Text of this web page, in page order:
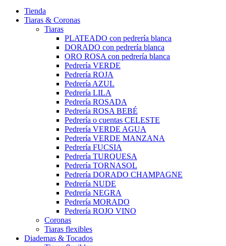
Tienda
Tiaras & Coronas
Tiaras
PLATEADO con pedrería blanca
DORADO con pedrería blanca
ORO ROSA con pedrería blanca
Pedrería VERDE
Pedrería ROJA
Pedrería AZUL
Pedrería LILA
Pedrería ROSADA
Pedrería ROSA BEBÉ
Pedrería o cuentas CELESTE
Pedrería VERDE AGUA
Pedrería VERDE MANZANA
Pedrería FUCSIA
Pedrería TURQUESA
Pedrería TORNASOL
Pedrería DORADO CHAMPAGNE
Pedrería NUDE
Pedrería NEGRA
Pedrería MORADO
Pedrería ROJO VINO
Coronas
Tiaras flexibles
Diademas & Tocados